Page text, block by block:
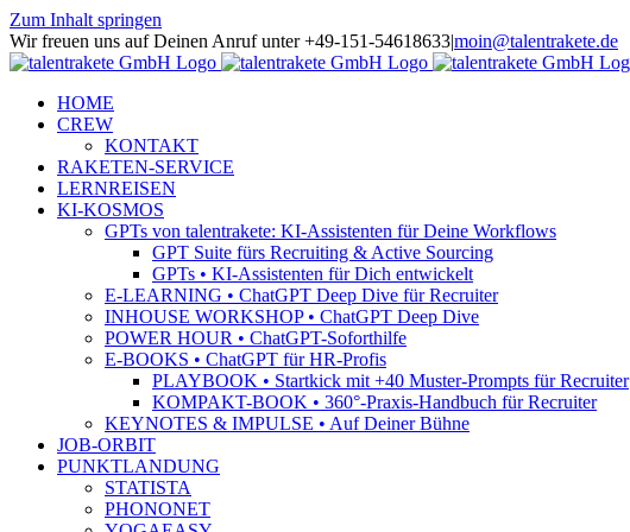
Zum Inhalt springen
Wir freuen uns auf Deinen Anruf unter +49-151-54618633|moin@talentrakete.de
HOME
CREW
KONTAKT
RAKETEN-SERVICE
LERNREISEN
KI-KOSMOS
GPTs von talentrakete: KI-Assistenten für Deine Workflows
GPT Suite fürs Recruiting & Active Sourcing
GPTs • KI-Assistenten für Dich entwickelt
E-LEARNING • ChatGPT Deep Dive für Recruiter
INHOUSE WORKSHOP • ChatGPT Deep Dive
POWER HOUR • ChatGPT-Soforthilfe
E-BOOKS • ChatGPT für HR-Profis
PLAYBOOK • Startkick mit +40 Muster-Prompts für Recruiter
KOMPAKT-BOOK • 360°-Praxis-Handbuch für Recruiter
KEYNOTES & IMPULSE • Auf Deiner Bühne
JOB-ORBIT
PUNKTLANDUNG
STATISTA
PHONONET